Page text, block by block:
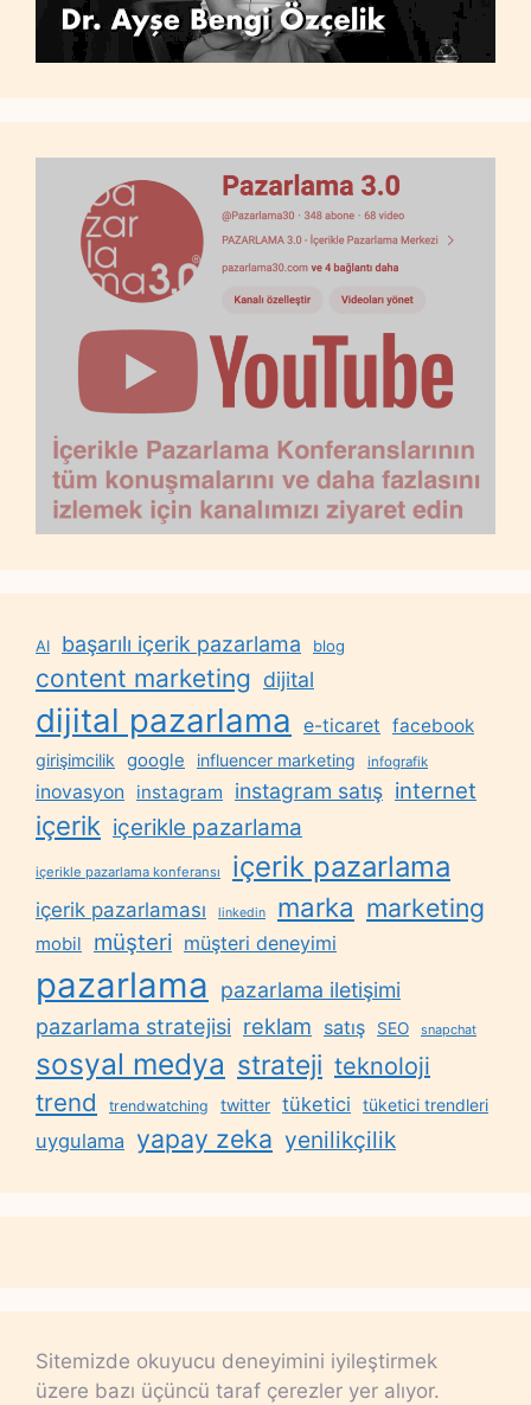
AI başarılı içerik pazarlama blog
content marketing dijital
dijital pazarlama e-ticaret facebook
girişimcilik google influencer marketing infografik
inovasyon instagram instagram satış internet
içerik içerikle pazarlama
içerikle pazarlama konferansı içerik pazarlama
içerik pazarlaması linkedin marka marketing
mobil müşteri müşteri deneyimi
pazarlama
pazarlama iletişimi
pazarlama stratejisi reklam satış SEO snapchat
sosyal medya strateji teknoloji
trend trendwatching twitter tüketici tüketici trendleri
uygulama yapay zeka yenilikçilik
Sitemizde okuyucu deneyimini iyileştirmek
üzere bazı üçüncü taraf çerezler yer alıyor.